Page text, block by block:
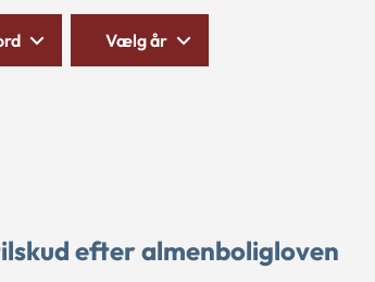
Vælg år
efter almenboligloven